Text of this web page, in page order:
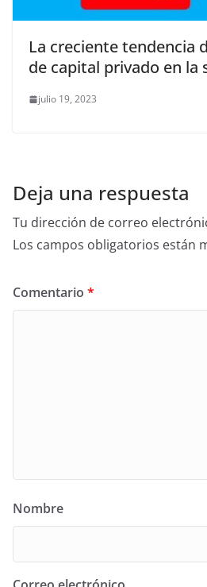
La creciente tendencia
de capital privado en la
julio 19, 2023
Deja una respuesta
Tu dirección de correo
Los campos obligatorios están
Comentario *
Nombre